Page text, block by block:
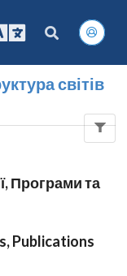
світів
Програми та
Publications